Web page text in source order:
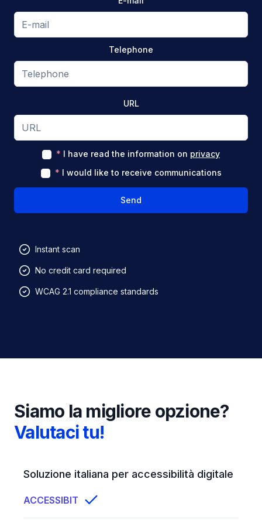
Telephone
URL
* I have read the information on privacy
* I would like to receive communications
Send
Instant scan
No credit card required
WCAG 2.1 compliance standards
Siamo la migliore opzione?
Valutaci tu!
Feature comparison
Soluzione italiana per accessibilità digitale
ACCESSIBIT